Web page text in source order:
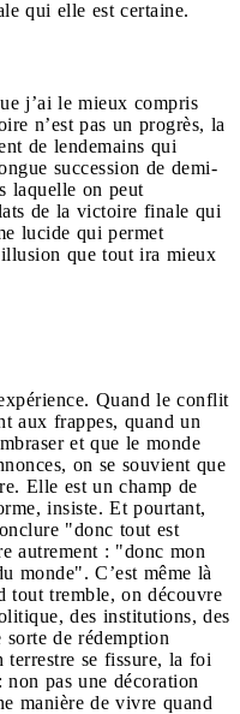
qui elle est certaine.
j’ai le mieux compris
n’est pas un progrès, la
de lendemains qui
succession de demi-
laquelle on peut
de la victoire finale qui
lucide qui permet
que tout ira mieux
Quand le conflit
aux frappes, quand un
et que le monde
on se souvient que
Elle est un champ de
insiste. Et pourtant,
"donc tout est
autrement : "donc mon
monde". C’est même là
tout tremble, on découvre
des institutions, des
de rédemption
terrestre se fissure, la foi
non pas une décoration
manière de vivre quand